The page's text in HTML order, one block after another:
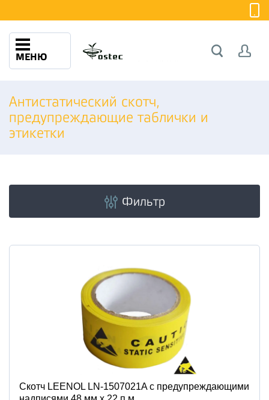
МЕНЮ
Антистатический скотч,
предупреждающие таблички и
этикетки
Фильтр
Скотч LEENOL LN-1507021A с предупреждающими